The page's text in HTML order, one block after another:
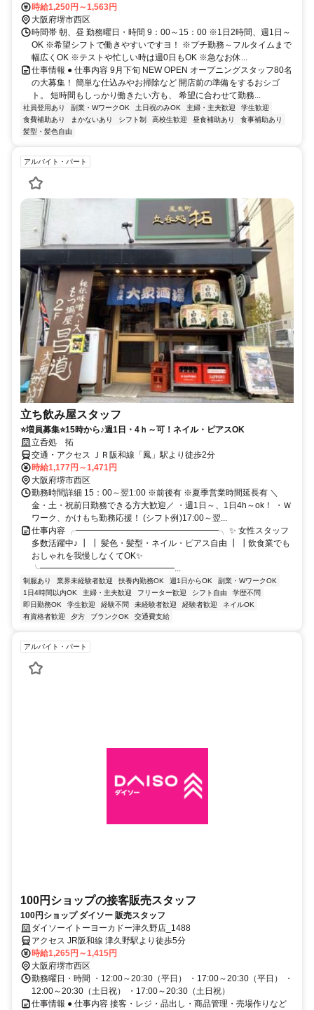
時給1,250円～1,563円
大阪府堺市西区
時間帯 朝、昼 勤務曜日・時間 9：00～15：00 ※1日2時間、週1日～
OK ※希望シフトで働きやすいですヨ！ ※プチ勤務～フルタイムまで
幅広くOK ※テストや忙しい時は週0日もOK ※急なお休...
仕事情報 ● 仕事内容 9月下旬 NEW OPEN オープニングスタッフ80名
の大募集！ 簡単な仕込みやお掃除など 開店前の準備をするおシゴ
ト。 短時間もしっかり働きたい方も、 希望に合わせて勤務...
社員登用あり 副業・WワークOK 土日祝のみOK 主婦・主夫歓迎
学生歓迎
食費補助あり
まかないあり シフト制 高校生歓迎 昼食補助あり
食事補助あり
髪型・髪色自由
アルバイト・パート
立ち飲み屋スタッフ
⭐増員募集⭐15時から♪週1日・4ｈ～可！ネイル・ピアスOK
立呑処 拓
交通・アクセス ＪＲ阪和線「鳳」駅より徒歩2分
時給1,177円～1,471円
大阪府堺市西区
勤務時間詳細 15：00～翌1:00 ※前後有 ※夏季営業時間延長有 ＼
金・土・祝前日勤務できる方大歓迎／ ・週1日～、1日4h～ok！ ・Ｗ
ワーク、かけもち勤務応援！ (シフト例)17:00～翌...
仕事内容 ╭━━━━━━━━━━━━━━━━━╮ ✨ 女性スタッフ
多数活躍中♪ ┃ ┃ 髪色・髪型・ネイル・ピアス自由 ┃ ┃飲食業でも
おしゃれを我慢しなくてOK✨
╰━━━━━━━━━━━━━━━━...
制服あり 業界未経験者歓迎 扶養内勤務OK 週1日からOK
副業・WワークOK
1日4時間以内OK
主婦・主夫歓迎 フリーター歓迎 シフト自由
学歴不問
即日勤務OK
学生歓迎 経験不問 未経験者歓迎 経験者歓迎
ネイルOK
有資格者歓迎
夕方 ブランクOK 交通費支給
アルバイト・パート
100円ショップの接客販売スタッフ
100円ショップ ダイソー 販売スタッフ
ダイソーイトーヨーカドー津久野店_1488
アクセス JR阪和線 津久野駅より徒歩5分
時給1,265円～1,415円
大阪府堺市西区
勤務曜日・時間 ・12:00～20:30（平日） ・17:00～20:30（平日） ・
12:00～20:30（土日祝） ・17:00～20:30（土日祝）
仕事情報 ● 仕事内容 接客・レジ・品出し・商品管理・売場作りなど